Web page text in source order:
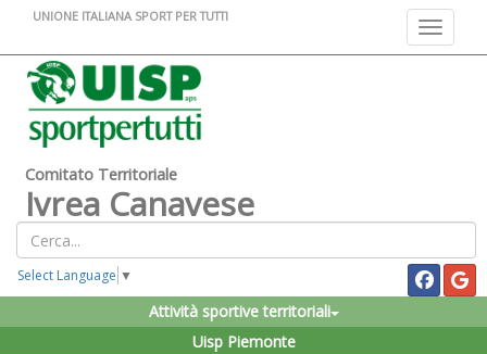
Toggle
UNIONE ITALIANA SPORT PER TUTTI
Comitato Territoriale
Ivrea Canavese
Select Language ▼
Attività sportive territoriali
Uisp Piemonte